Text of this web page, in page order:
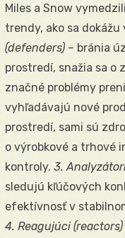
Miles a Snow
trendy, ako sa
(defenders) – bránia
prostredí, snažia sa o
značné problémy
vyhľadávajú nové
prostredí, sami sú
o výrobkové a trhové
kontroly. 3.
sledujú kľúčových
efektívnosť v
4. Reagujúci (reactors)